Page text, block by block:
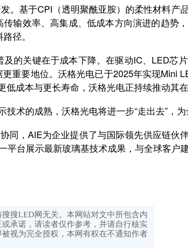
基于CPI（透明聚酰亚胺）的柔性材料产
输效率、高集成、低成本方向演进的趋势
径。
关键在于成本下降。在驱动IC、LED芯
重要地位。沃格光电已于2025年实现Mini
成本与更长寿命，沃格光电正持续推动其在
的成熟，沃格光电将进一步“走出去”，为
，AIE为企业提供了与国际领先供应链伙
平台展示最新玻璃基技术成果，与全球客户
搜LED网无关。本网站对文中所包含内
承诺，请读者仅作参考，并请自行核实
视为完全授权，本网有权在不通知作者